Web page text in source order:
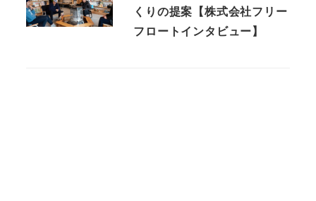
くりの提案【株式会社フリー
フロートインタビュー】